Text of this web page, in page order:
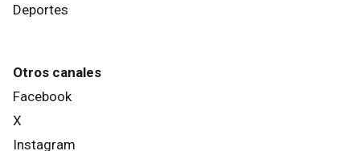
Deportes
Otros canales
Facebook
X
Instagram